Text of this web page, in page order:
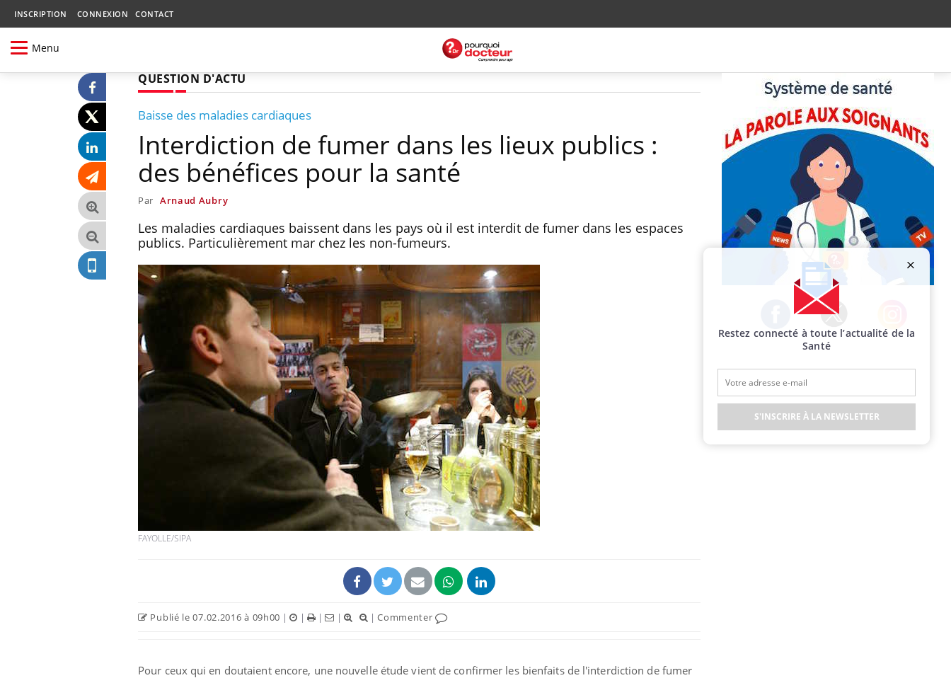
INSCRIPTION CONNEXION CONTACT
Menu
QUESTION D'ACTU
Baisse des maladies cardiaques
Interdiction de fumer dans les lieux publics :
des bénéfices pour la santé
Par Arnaud Aubry
Les maladies cardiaques baissent dans les pays où il est interdit de fumer dans les espaces
publics. Particulièrement mar chez les non-fumeurs.
FAYOLLE/SIPA
Publié le 07.02.2016 à 09h00 | | | | |Commenter
Pour ceux qui en doutaient encore, une nouvelle étude vient de confirmer les bienfaits de l'interdiction de fumer
Facebook Twitter Instagram
Restez connecté à toute l’actualité de la
Santé
S'INSCRIRE À LA NEWSLETTER